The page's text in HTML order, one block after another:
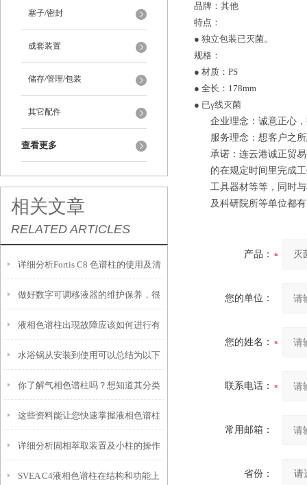
塞子/密封
成套装置
储存/管理/包装
其它配件
查看更多
相关文章
RELATED ARTICLES
详细分析Fortis C8 色谱柱的使用及清
洗
做好数字可调移液器的维护保养，很
重要
液相色谱柱出现故障应该如何进行有
效的排除？
水浴锅从安装到使用可以总结为以下
五大步骤
你了解气相色谱柱吗？想知道其分类
和特点吗？
这些资料能让您快速掌握液相色谱柱
的结构组成
详细分析固相萃取装置及小柱的操作
步骤
SVEA C4液相色谱柱在结构和功能上
品牌：其他
特点：
● 独立包装已灭菌。
规格：
● 材质：PS
● 全长：178mm
● 已γ线灭菌
企业理念：诚意正心
服务理念：想客户之
承诺：连云港诚正贸
的在规定时间里完成
工具器材等等 ， 同时
及科研院所等单位都
产品：
您的单位：
您的姓名：
联系电话：
常用邮箱：
省份：